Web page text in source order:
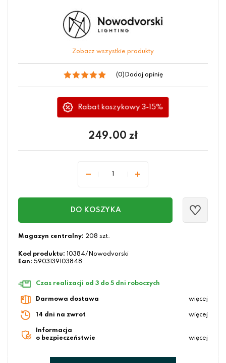
Zobacz wszystkie produkty
(0) Dodaj opinię
Rabat koszykowy 3-15%
249.00 zł
DO KOSZYKA
Magazyn centralny: 208 szt.
Kod produktu:
10384/Nowodvorski
Ean: 5903139103848
Czas realizacji od 3 do 5 dni roboczych
Darmowa dostawa więcej
14 dni na zwrot więcej
Informacja
o bezpieczeństwie
więcej